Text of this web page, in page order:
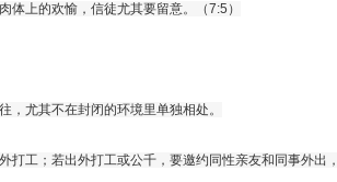
体上的欢愉，信徒尤其要留意。（7:5）
，尤其不在封闭的环境里单独相处。
打工；若出外打工或公千，要邀约同性亲友和同事外出